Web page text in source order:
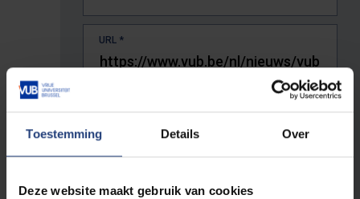
Toestemming Details Over
Deze website maakt gebruik van cookies
URL *
De volledige URL van de pagina waar je de fout zag.